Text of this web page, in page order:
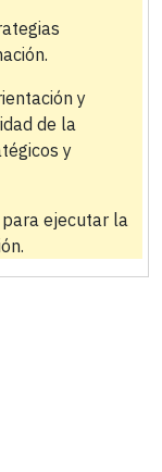
y
de la
y
ejecutar la